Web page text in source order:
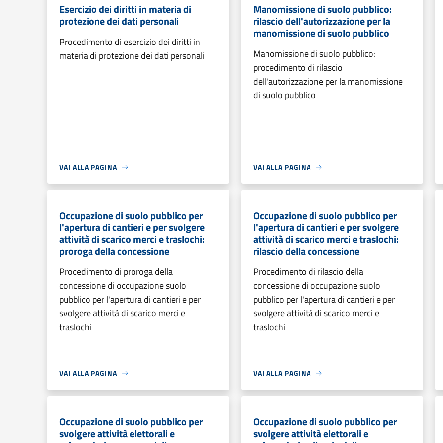
Esercizio dei diritti in materia di
protezione dei dati personali
Procedimento di esercizio dei diritti in
materia di protezione dei dati personali
VAI ALLA PAGINA
Manomissione di suolo pubblico:
rilascio dell'autorizzazione per la
manomissione di suolo pubblico
Manomissione di suolo pubblico:
procedimento di rilascio
dell'autorizzazione per la manomissione
di suolo pubblico
VAI ALLA PAGINA
Occupazione di suolo pubblico per
l'apertura di cantieri e per svolgere
attività di scarico merci e traslochi:
proroga della concessione
Procedimento di proroga della
concessione di occupazione suolo
pubblico per l'apertura di cantieri e per
svolgere attività di scarico merci e
traslochi
VAI ALLA PAGINA
Occupazione di suolo pubblico per
l'apertura di cantieri e per svolgere
attività di scarico merci e traslochi:
rilascio della concessione
Procedimento di rilascio della
concessione di occupazione suolo
pubblico per l'apertura di cantieri e per
svolgere attività di scarico merci e
traslochi
VAI ALLA PAGINA
Occupazione di suolo pubblico per
svolgere attività elettorali e
Occupazione di suolo pubblico per
svolgere attività elettorali e